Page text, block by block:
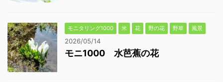
モニタリング1000 米 花 野の花 野草 風景
2026/05/14
モニ1000 水芭蕉の花